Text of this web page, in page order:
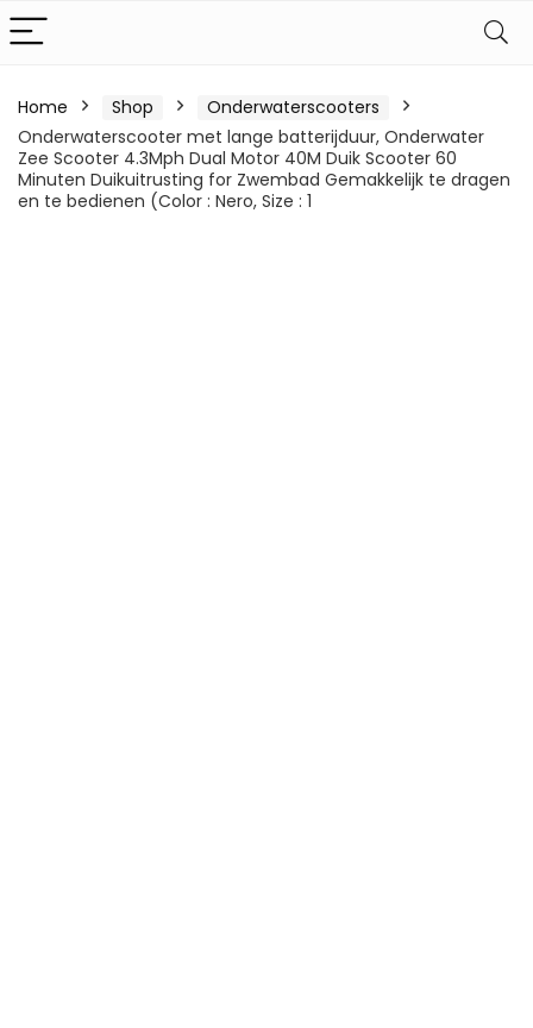
Home Shop
Onderwaterscooters
Onderwaterscooter met lange batterijduur, Onderwater
Zee Scooter 4.3Mph Dual Motor 40M Duik Scooter 60
Minuten Duikuitrusting for Zwembad Gemakkelijk te dragen
en te bedienen (Color : Nero, Size : 1